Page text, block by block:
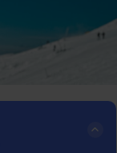
VÁM VRACÍ